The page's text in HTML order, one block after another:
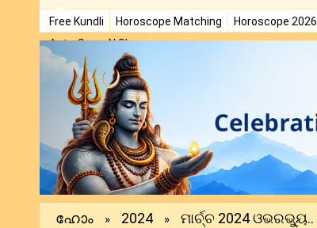
Free Kundli Horoscope Matching Horoscope 2026
AstroSage AI Shop
Previous
ഹോം » 2024 » ମାର୍ଚ୍ଚ 2024 ଓଭରଭ୍ୟୁ..